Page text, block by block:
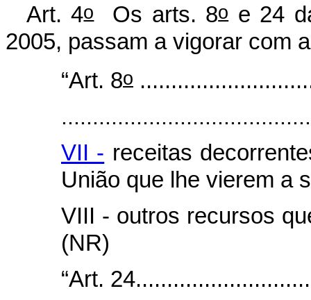
Art. 4oOs arts. 8oe 24
2005, passam a vigorar com
“Art. 8o
VII - receitas
União que lhe vierem a
VIII - outros recursos
(NR)
“Art.